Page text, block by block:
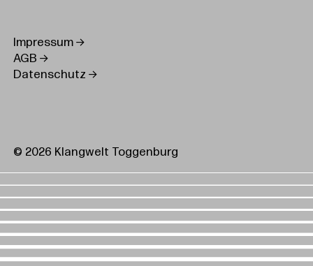
Impressum
AGB
Datenschutz
© 2026 Klangwelt Toggenburg